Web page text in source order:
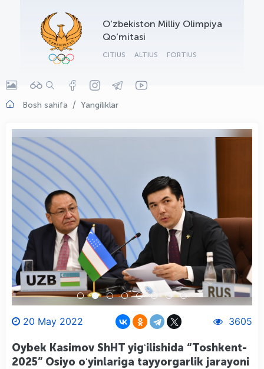
O‘zbekiston Milliy Olimpiya
Qo‘mitasi
CITIUS ALTIUS FORTIUS
Bosh sahifa Yangiliklar
20 May 2022 3605
Oybek Kasimov ShHT yigʻilishida “Toshkent-
2025” Osiyo oʻyinlariga tayyorgarlik jarayoni
OLYMPCHIK AI - yordamchi
Onlayn · olympic.uz